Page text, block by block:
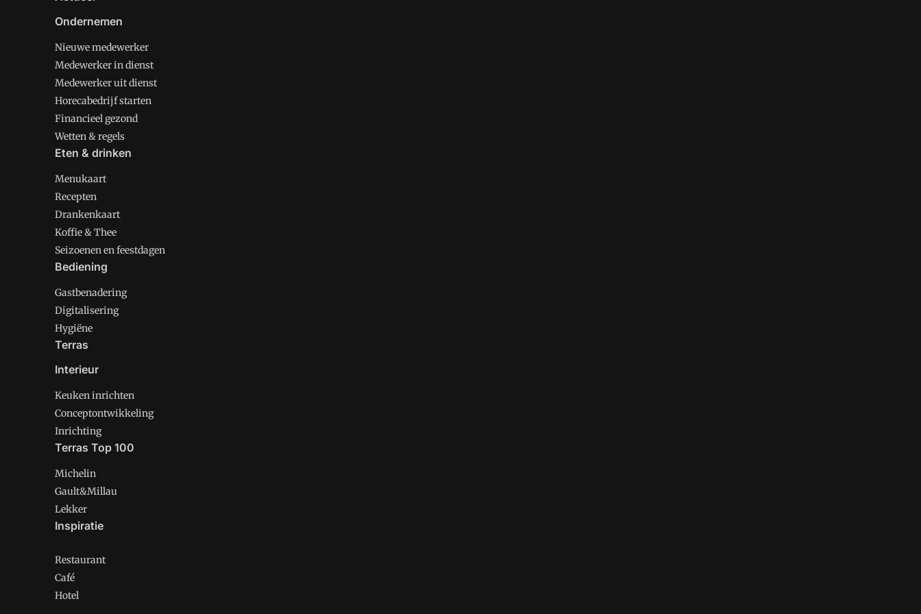
Ondernemen
Nieuwe medewerker
Medewerker in dienst
Medewerker uit dienst
Horecabedrijf starten
Financieel gezond
Wetten & regels
Eten & drinken
Menukaart
Recepten
Drankenkaart
Koffie & Thee
Seizoenen en feestdagen
Bediening
Gastbenadering
Digitalisering
Hygiëne
Terras
Interieur
Keuken inrichten
Conceptontwikkeling
Inrichting
Terras Top 100
Michelin
Gault&Millau
Lekker
Inspiratie
Restaurant
Café
Hotel